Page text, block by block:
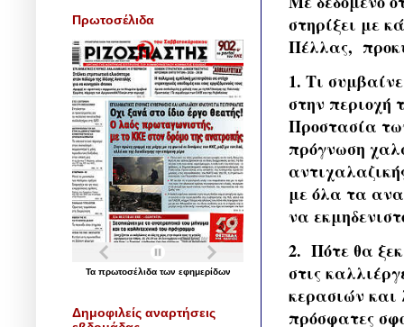
στηρίξει με
Πέλλας,
1. Τι
στην
Προστασία
πρόγνωση
με όλα τα
να
2. Πότε θα
στις
κερασιών και
πρόσφατες
Πρωτοσέλιδα
Τα πρωτοσέλιδα των εφημερίδων
Δημοφιλείς αναρτήσεις